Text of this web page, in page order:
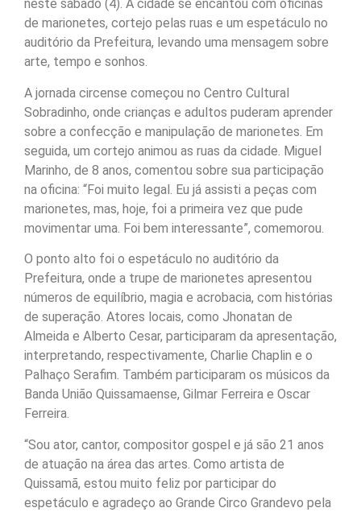
neste sábado (4). A cidade se encantou com oficinas
de marionetes, cortejo pelas ruas e um espetáculo no
auditório da Prefeitura, levando uma mensagem sobre
arte, tempo e sonhos.
A jornada circense começou no Centro Cultural
Sobradinho, onde crianças e adultos puderam aprender
sobre a confecção e manipulação de marionetes. Em
seguida, um cortejo animou as ruas da cidade. Miguel
Marinho, de 8 anos, comentou sobre sua participação
na oficina: “Foi muito legal. Eu já assisti a peças com
marionetes, mas, hoje, foi a primeira vez que pude
movimentar uma. Foi bem interessante”, comemorou.
O ponto alto foi o espetáculo no auditório da
Prefeitura, onde a trupe de marionetes apresentou
números de equilíbrio, magia e acrobacia, com histórias
de superação. Atores locais, como Jhonatan de
Almeida e Alberto Cesar, participaram da apresentação,
interpretando, respectivamente, Charlie Chaplin e o
Palhaço Serafim. Também participaram os músicos da
Banda União Quissamaense, Gilmar Ferreira e Oscar
Ferreira.
“Sou ator, cantor, compositor gospel e já são 21 anos
de atuação na área das artes. Como artista de
Quissamã, estou muito feliz por participar do
espetáculo e agradeço ao Grande Circo Grandevo pela